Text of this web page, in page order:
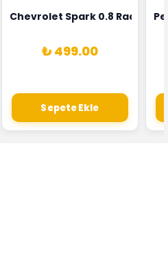
1628HN-0258010081
Şarj Alternatörü Valeo Marka
Chevrolet Spark 0.8 Radyatör
₺ 499.00
Sepete Ekle